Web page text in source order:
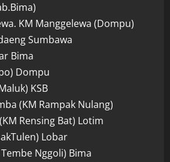
KM Manggelewa (Dompu)
Sumbawa
Bima
Dompu
KSB
(KM Rampak Nulang)
Rensing Bat) Lotim
Lobar
Nggoli) Bima